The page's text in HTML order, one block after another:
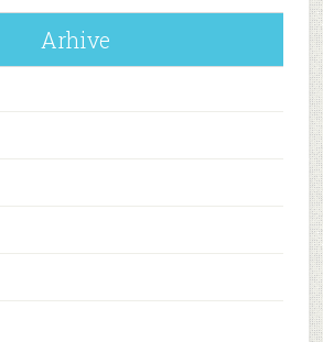
Arhive